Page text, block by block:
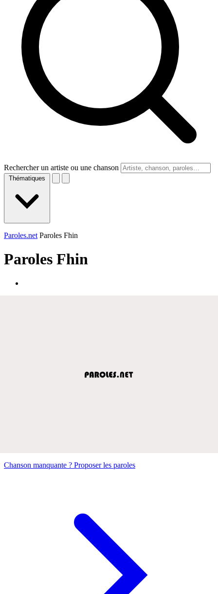
Rechercher un artiste ou une chanson
Thématiques
Paroles.net Paroles Fhin
Paroles Fhin
Chanson manquante ? Proposer les paroles